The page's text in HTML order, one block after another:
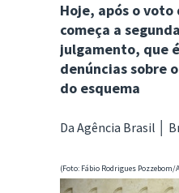
Hoje, após o
começa a
julgamento, que
denúncias sobre
do esquema
Da Agência Brasil │
(Foto: Fábio Rodrigues Pozzebom/